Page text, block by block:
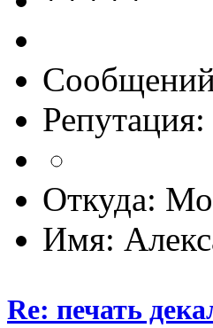
Откуда:
Имя:
Re: печать